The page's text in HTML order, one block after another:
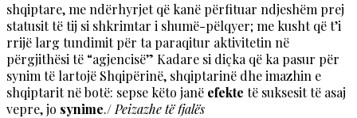
shqiptare, me ndërhyrjet që kanë përfituar ndjeshëm prej
statusit të tij si shkrimtar i shumë-pëlqyer; me kusht që t’i
rrijë larg tundimit për ta paraqitur aktivitetin në
përgjithësi të “agjencisë” Kadare si diçka që ka pasur për
synim të lartojë Shqipërinë, shqiptarinë dhe imazhin e
shqiptarit në botë: sepse këto janë efekte të suksesit të asaj
vepre, jo synime./ Peizazhe të fjalës